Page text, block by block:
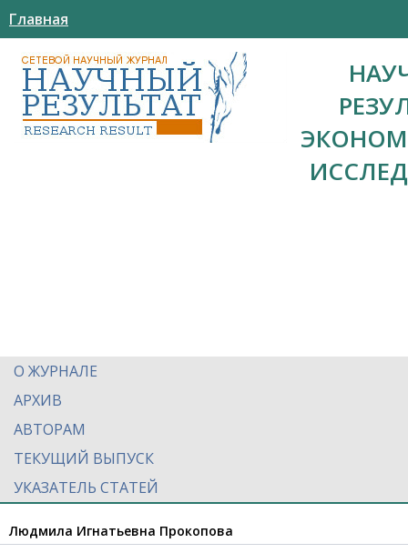
Главная
О ЖУРНАЛЕ
АРХИВ
АВТОРАМ
ТЕКУЩИЙ ВЫПУСК
УКАЗАТЕЛЬ СТАТЕЙ
Людмила Игнатьевна Прокопова